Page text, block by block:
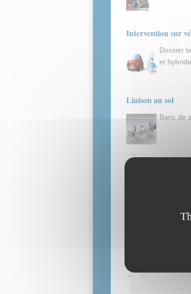
Intervention sur
Dossier
et
Liaison au sol
Banc de